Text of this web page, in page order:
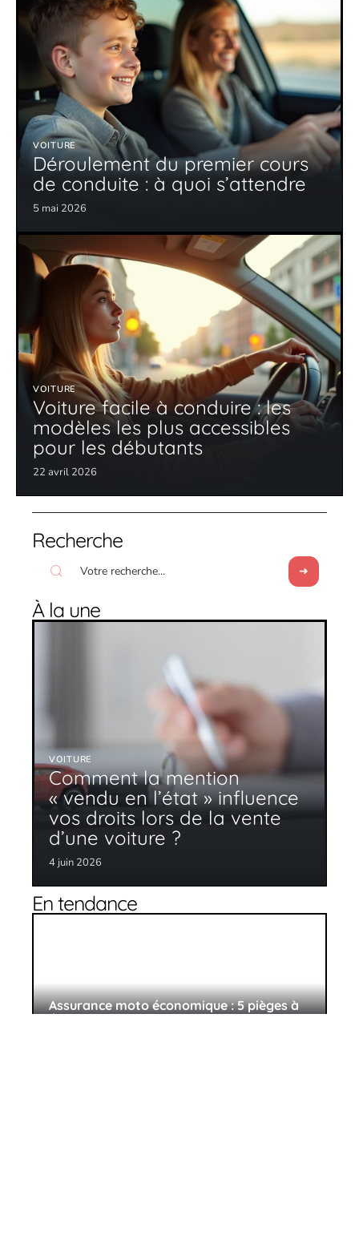
VOITURE
Déroulement du premier cours
de conduite : à quoi s’attendre
5 mai 2026
VOITURE
Voiture facile à conduire : les
modèles les plus accessibles
pour les débutants
22 avril 2026
Recherche
À la une
VOITURE
Comment la mention
« vendu en l’état » influence
vos droits lors de la vente
d’une voiture ?
4 juin 2026
En tendance
Assurance moto économique : 5 pièges à
éviter